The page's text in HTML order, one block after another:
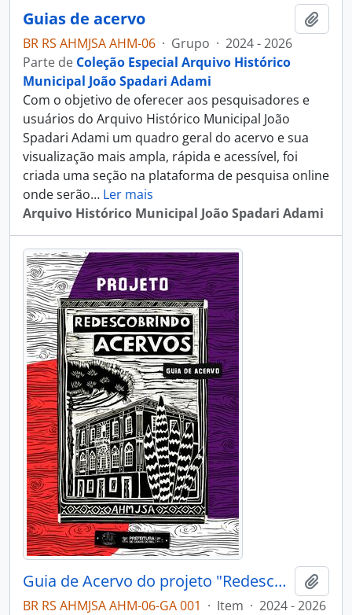
Guias de acervo
BR RS AHMJSA AHM-06 · Grupo · 2024 - 2026
Parte de Coleção Especial Arquivo Histórico
Municipal João Spadari Adami
Com o objetivo de oferecer aos pesquisadores e
usuários do Arquivo Histórico Municipal João
Spadari Adami um quadro geral do acervo e sua
visualização mais ampla, rápida e acessível, foi
criada uma seção na plataforma de pesquisa online
onde serão… Ler mais
Arquivo Histórico Municipal João Spadari Adami
Guia de Acervo do projeto "Redescobrindo acervos"
BR RS AHMJSA AHM-06-GA 001 · Item · 2024 - 2026